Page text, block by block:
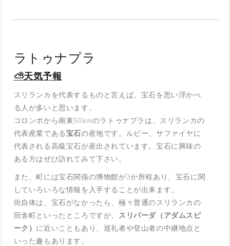
ラトゥナプラ
⛅天気予報
スリランカを代表するものと言えば、宝石を思い浮かべ
る人が多いと思います。
コロンボから南東50kmのラトゥナプラは、スリランカの
代表産業である宝石の産地です。ルビー、サファイヤに
代表される高級宝石が産出されています。宝石に興味の
ある方はぜひ訪れてみて下さい。
また、町には宝石関係の博物館が3か所程あり、宝石に関
していろいろな情報を入手することが出来ます。
街自体は、宝石がなかったら、極々普通のスリランカの
田舎町といったところですが、 スリパーダ（アダムスピ
ーク） に近いこともあり、巡礼者や登山者の中継地点と
いった趣もあります。